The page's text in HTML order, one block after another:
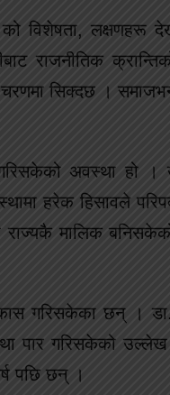
विशेषता, लक्षणहरू
राजनीतिक
सिक्दछ ।
अवस्था हो ।
हरेक हिसावले
मालिक
गरिसकेका छन् ।
पार गरिसकेको
पछि छन् ।